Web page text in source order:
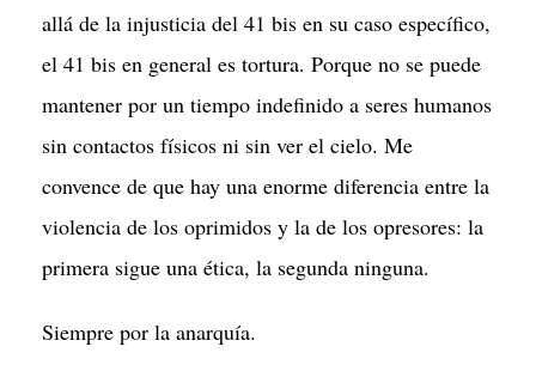
allá de la injusticia del 41 bis en su caso específico,
el 41 bis en general es tortura. Porque no se puede
mantener por un tiempo indefinido a seres humanos
sin contactos físicos ni sin ver el cielo. Me
convence de que hay una enorme diferencia entre la
violencia de los oprimidos y la de los opresores: la
primera sigue una ética, la segunda ninguna.
Siempre por la anarquía.